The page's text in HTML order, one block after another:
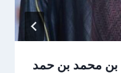
بن محمد بن حمد